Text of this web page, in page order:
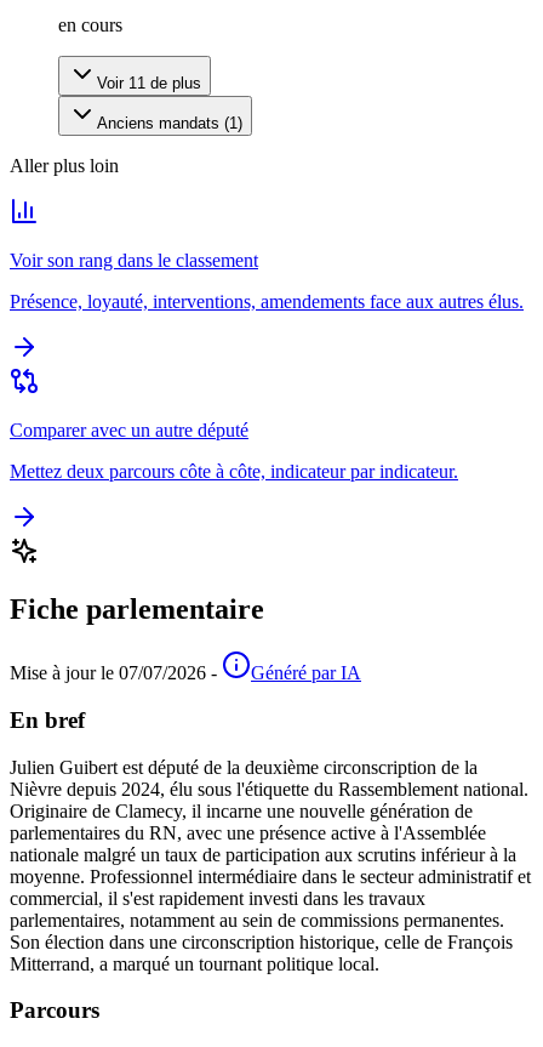
en cours
Voir 11 de plus
Anciens mandats (1)
Aller plus loin
Voir son rang dans le classement
Présence, loyauté, interventions, amendements face aux autres élus.
Comparer avec un autre député
Mettez deux parcours côte à côte, indicateur par indicateur.
Fiche parlementaire
Mise à jour le 07/07/2026 - Généré par IA
En bref
Julien Guibert est député de la deuxième circonscription de la
Nièvre depuis 2024, élu sous l'étiquette du Rassemblement national.
Originaire de Clamecy, il incarne une nouvelle génération de
parlementaires du RN, avec une présence active à l'Assemblée
nationale malgré un taux de participation aux scrutins inférieur à la
moyenne. Professionnel intermédiaire dans le secteur administratif et
commercial, il s'est rapidement investi dans les travaux
parlementaires, notamment au sein de commissions permanentes.
Son élection dans une circonscription historique, celle de François
Mitterrand, a marqué un tournant politique local.
Parcours